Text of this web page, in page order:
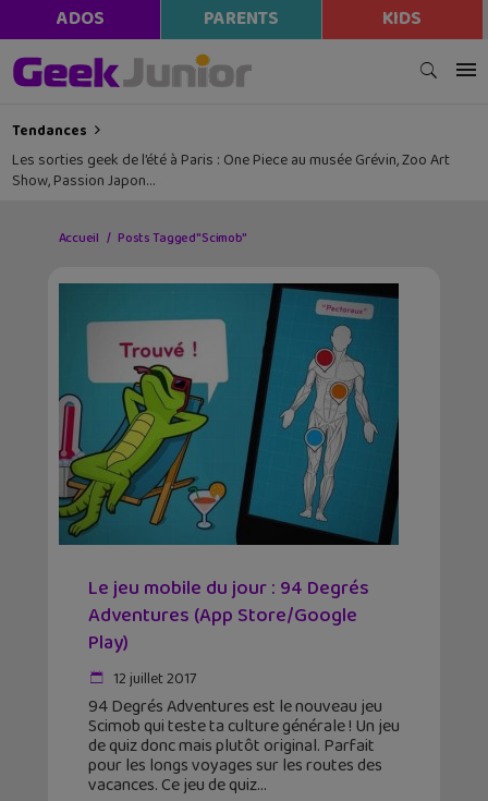
ADOS PARENTS KIDS
Tendances
Les sorties geek de l’été à Paris : One Piece au musée Grévin, Zoo Art
Show, Passion Japon…
Accueil Posts Tagged "Scimob"
Le jeu mobile du jour : 94 Degrés
Adventures (App Store/Google
Play)
12 juillet 2017
94 Degrés Adventures est le nouveau jeu
Scimob qui teste ta culture générale ! Un jeu
de quiz donc mais plutôt original. Parfait
pour les longs voyages sur les routes des
vacances. Ce jeu de quiz